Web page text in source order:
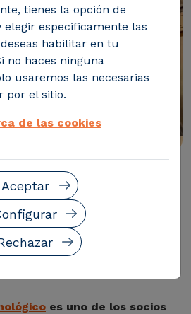
Circular de Aragón
a trabajar. Después de
semana se ha constituido la
y tecnológica con la que se
hacia un modelo
es uno de los socios
tienes la opción de
elegir especificamente las
habilitar en tu
no haces ninguna
usaremos las necesarias
por el sitio.
de las cookies
Aceptar